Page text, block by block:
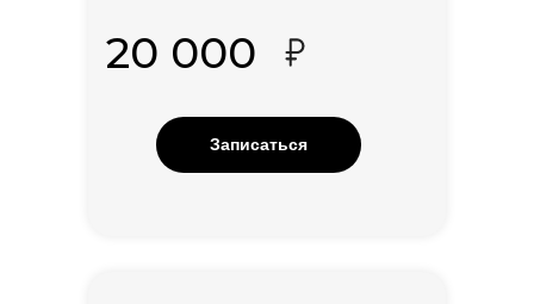
Записаться
20 000